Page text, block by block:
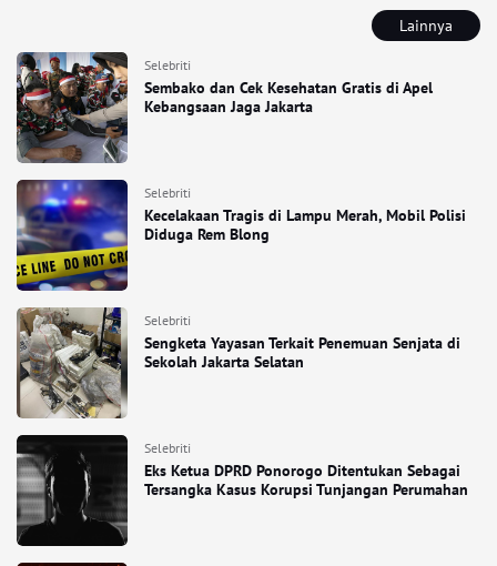
Lainnya
Selebriti
Sembako dan Cek Kesehatan Gratis di Apel
Kebangsaan Jaga Jakarta
Selebriti
Kecelakaan Tragis di Lampu Merah, Mobil Polisi
Diduga Rem Blong
Selebriti
Sengketa Yayasan Terkait Penemuan Senjata di
Sekolah Jakarta Selatan
Selebriti
Eks Ketua DPRD Ponorogo Ditentukan Sebagai
Tersangka Kasus Korupsi Tunjangan Perumahan